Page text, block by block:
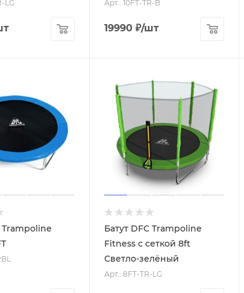
LG Арт.: 10FT-TR-B
19990₽/шт
Trampoline
Батут DFC Trampoline
Fitness с сеткой 8ft
Светло-зелёный
Арт.: 8FT-TR-LG